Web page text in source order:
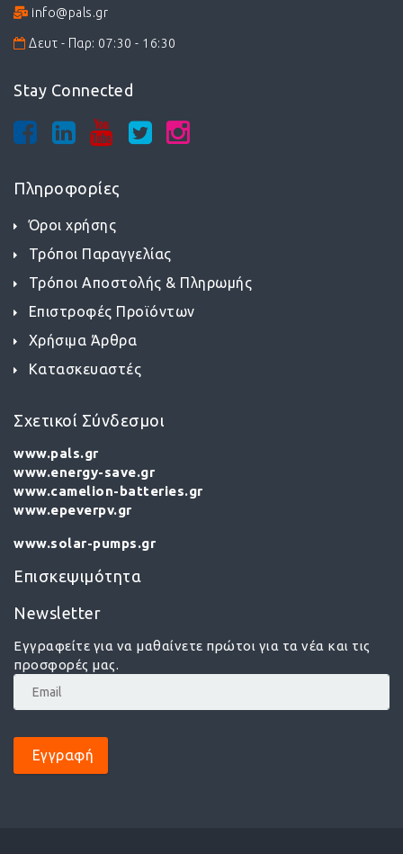
info@pals.gr
Δευτ - Παρ: 07:30 - 16:30
Stay Connected
Πληροφορίες
Όροι χρήσης
Τρόποι Παραγγελίας
Τρόποι Αποστολής & Πληρωμής
Επιστροφές Προϊόντων
Χρήσιμα Άρθρα
Κατασκευαστές
Σχετικοί Σύνδεσμοι
www.pals.gr
www.energy-save.gr
www.camelion-batteries.gr
www.epeverpv.gr
www.solar-pumps.gr
Επισκεψιμότητα
Newsletter
Εγγραφείτε για να μαθαίνετε πρώτοι για τα νέα και τις
προσφορές μας.
Εγγραφή